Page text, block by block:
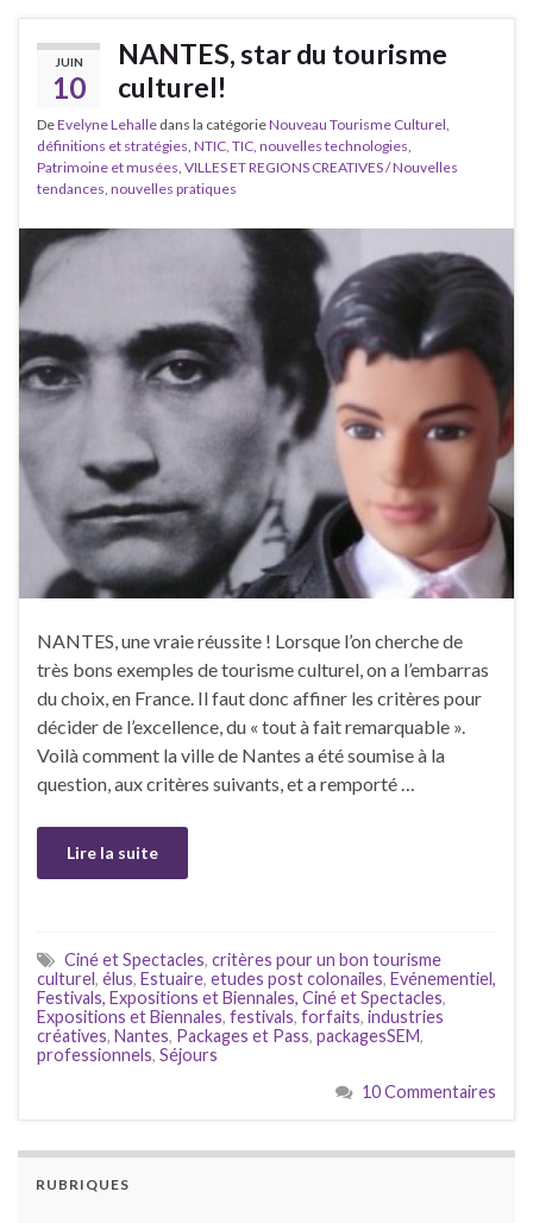
JUIN
10
NANTES, star du tourisme
culturel!
DeEvelyne Lehalle dans la catégorieNouveau Tourisme Culturel,
définitions et stratégies, NTIC, TIC, nouvelles technologies,
Patrimoine et musées, VILLES ET REGIONS CREATIVES / Nouvelles
tendances, nouvelles pratiques
NANTES, une vraie réussite ! Lorsque l’on cherche de
très bons exemples de tourisme culturel, on a l’embarras
du choix, en France. Il faut donc affiner les critères pour
décider de l’excellence, du « tout à fait remarquable ».
Voilà comment la ville de Nantes a été soumise à la
question, aux critères suivants, et a remporté …
Lire la suite
Ciné et Spectacles, critères pour un bon tourisme
culturel, élus, Estuaire, etudes post colonailes, Evénementiel,
Festivals, Expositions et Biennales, Ciné et Spectacles,
Expositions et Biennales, festivals, forfaits, industries
créatives, Nantes, Packages et Pass, packagesSEM,
professionnels, Séjours
10 Commentaires
RUBRIQUES